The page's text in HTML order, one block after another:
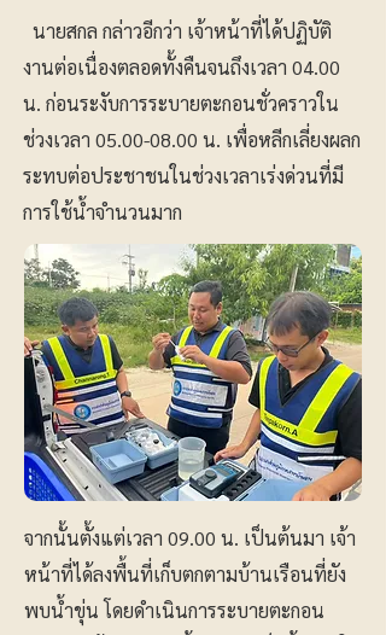
นายสกล กล่าวอีกว่า เจ้าหน้าที่ได้ปฏิบัติ
งานต่อเนื่องตลอดทั้งคืนจนถึงเวลา 04.00
น. ก่อนระงับการระบายตะกอนชั่วคราวใน
ช่วงเวลา 05.00-08.00 น. เพื่อหลีกเลี่ยงผลก
ระทบต่อประชาชนในช่วงเวลาเร่งด่วนที่มี
การใช้น้ำจำนวนมาก
จากนั้นตั้งแต่เวลา 09.00 น. เป็นต้นมา เจ้า
หน้าที่ได้ลงพื้นที่เก็บตกตามบ้านเรือนที่ยัง
พบน้ำขุ่น โดยดำเนินการระบายตะกอน